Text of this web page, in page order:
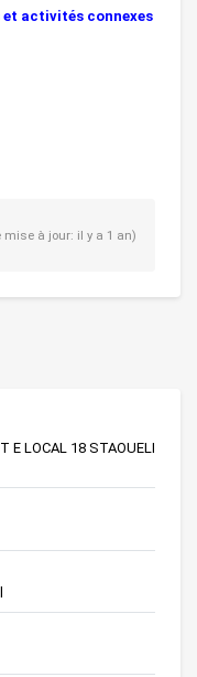
activités connexes
mise à jour: il y a 1 an)
E LOCAL 18 STAOUELI